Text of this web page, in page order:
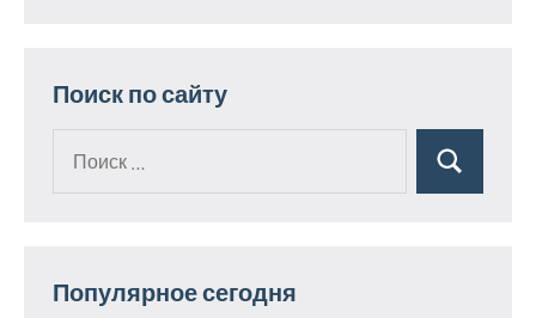
Поиск по сайту
Поиск
Популярное сегодня